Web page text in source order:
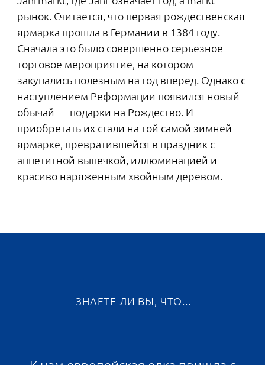
Император одним махом поменял
летосчисление, перенес начало года
на 1 января и подробно прописал,
как именно украшать город.
подробнее
В этом году в Московском районе Петербурга
пространстве все, что нужно для отдыха — как